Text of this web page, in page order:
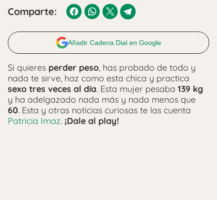
Comparte:
Añadir Cadena Dial en Google
Si quieres perder peso, has probado de todo y
nada te sirve, haz como esta chica y practica
sexo tres veces al día. Esta mujer pesaba 139 kg
y ha adelgazado nada más y nada menos que
60. Esta y otras noticias curiosas te las cuenta
Patricia Imaz. ¡Dale al play!